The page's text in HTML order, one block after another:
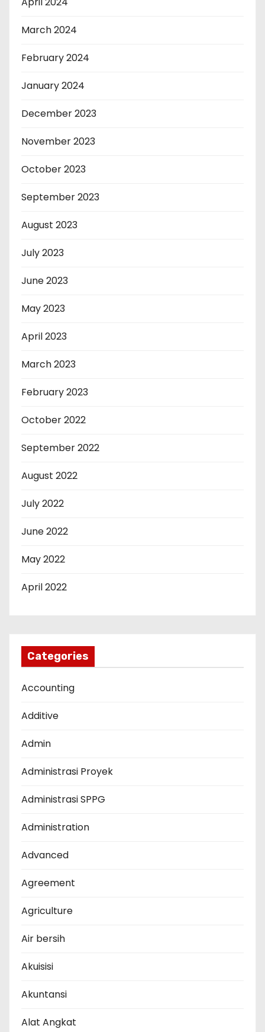
March 2024
February 2024
January 2024
December 2023
November 2023
October 2023
September 2023
August 2023
July 2023
June 2023
May 2023
April 2023
March 2023
February 2023
October 2022
September 2022
August 2022
July 2022
June 2022
May 2022
April 2022
Categories
Accounting
Additive
Admin
Administrasi Proyek
Administrasi SPPG
Administration
Advanced
Agreement
Agriculture
Air bersih
Akuisisi
Akuntansi
Alat Angkat